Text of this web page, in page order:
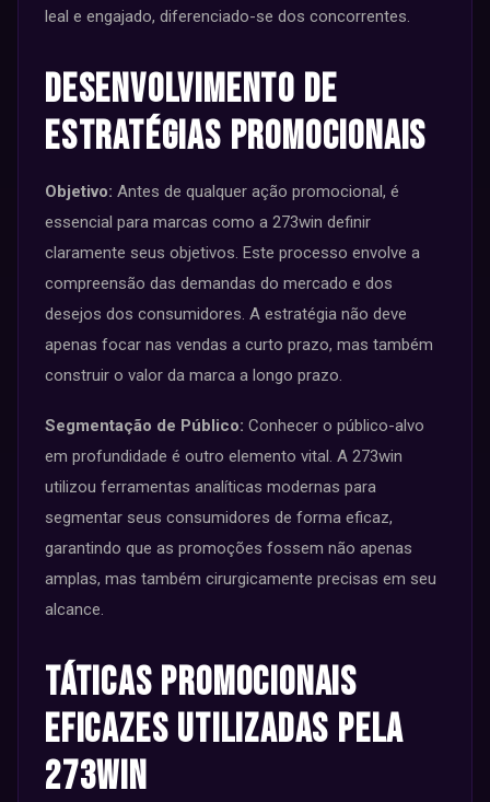
leal e engajado, diferenciado-se dos concorrentes.
Desenvolvimento de
Estratégias Promocionais
Objetivo: Antes de qualquer ação promocional, é
essencial para marcas como a 273win definir
claramente seus objetivos. Este processo envolve a
compreensão das demandas do mercado e dos
desejos dos consumidores. A estratégia não deve
apenas focar nas vendas a curto prazo, mas também
construir o valor da marca a longo prazo.
Segmentação de Público: Conhecer o público-alvo
em profundidade é outro elemento vital. A 273win
utilizou ferramentas analíticas modernas para
segmentar seus consumidores de forma eficaz,
garantindo que as promoções fossem não apenas
amplas, mas também cirurgicamente precisas em seu
alcance.
Táticas Promocionais
Eficazes Utilizadas pela
273win